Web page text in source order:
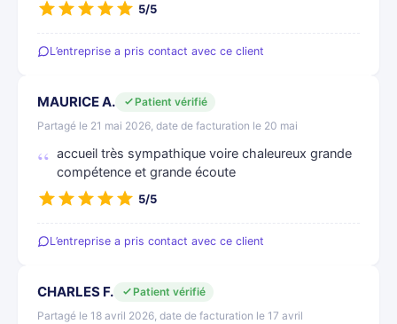
5/5
L’entreprise a pris contact avec ce client
MAURICE A.
Patient vérifié
Partagé le 21 mai 2026, date de facturation le 20 mai
accueil très sympathique voire chaleureux grande
compétence et grande écoute
5/5
L’entreprise a pris contact avec ce client
CHARLES F.
Patient vérifié
Partagé le 18 avril 2026, date de facturation le 17 avril